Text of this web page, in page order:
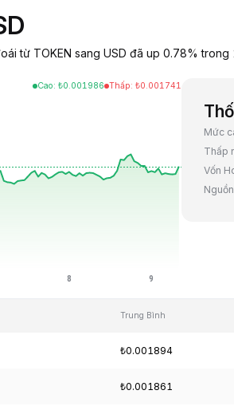
từ TOKEN sang USD đã up 0.78%
Cao: ₺0.001986 Thấp: ₺0.001741
Mức
Thấp
Vốn
Trung Bình
₺0.001894
₺0.001861